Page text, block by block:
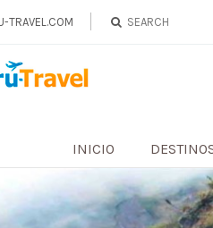
TRAVEL.COM
INICIO